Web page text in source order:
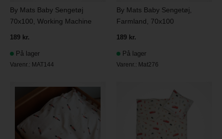
By Mats Baby Sengetøj
70x100, Working Machine
189 kr.
På lager
Varenr.: MAT144
By Mats Baby Sengetøj,
Farmland, 70x100
189 kr.
På lager
Varenr.: Mat276